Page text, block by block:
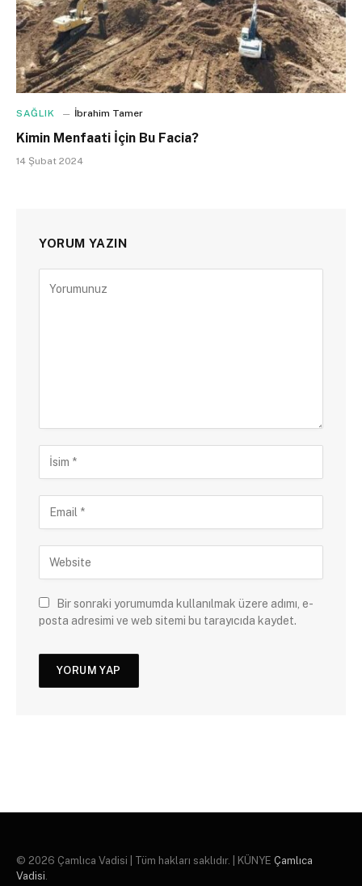
SAĞLIK İbrahim Tamer
Kimin Menfaati İçin Bu Facia?
14 Şubat 2024
YORUM YAZIN
Bir sonraki yorumumda kullanılmak üzere adımı, e-
posta adresimi ve web sitemi bu tarayıcıda kaydet.
© 2026 Çamlıca Vadisi | Tüm hakları saklıdır. | KÜNYE Çamlıca
Vadisi